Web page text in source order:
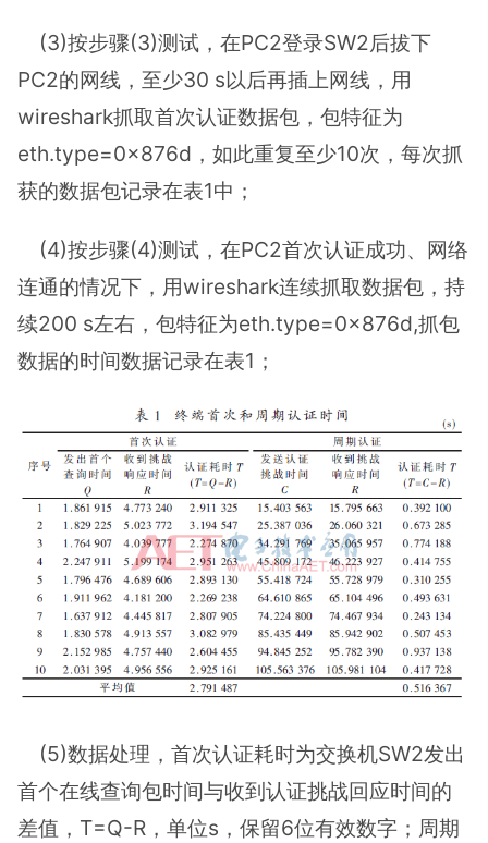
(3)按步骤(3)测试，在PC2登录SW2后拔下
PC2的网线，至少30 s以后再插上网线，用
wireshark抓取首次认证数据包，包特征为
eth.type=0x876d，如此重复至少10次，每次抓
获的数据包记录在表1中；
(4)按步骤(4)测试，在PC2首次认证成功、网络
连通的情况下，用wireshark连续抓取数据包，持
续200 s左右，包特征为eth.type=0x876d,抓包
数据的时间数据记录在表1；
(5)数据处理，首次认证耗时为交换机SW2发出
首个在线查询包时间与收到认证挑战回应时间的
差值，T=Q-R，单位s，保留6位有效数字；周期